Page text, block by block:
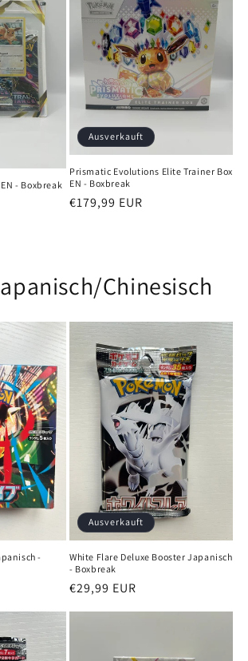
- Boxbreak
Ausverkauft
Prismatic Evolutions Elite Trainer Box
EN - Boxbreak
Normaler
€179,99 EUR
Chinesisch
-
Ausverkauft
White Flare Deluxe Booster Japanisch
- Boxbreak
Normaler
€29,99 EUR